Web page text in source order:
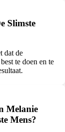
Slimste
dat de
te doen en te
Melanie
Mens?